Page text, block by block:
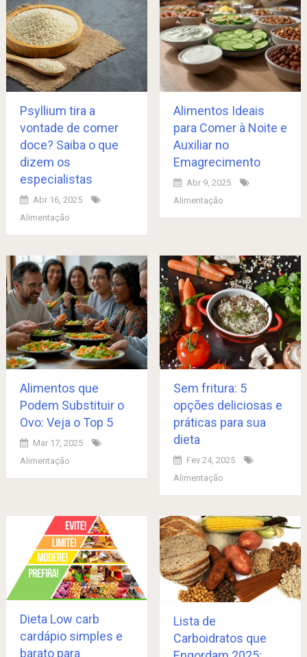
Psyllium tira a
vontade de comer
doce? Saiba o que
dizem os
especialistas
Abr 16, 2025
Alimentação
Alimentos Ideais
para Comer à Noite e
Auxiliar no
Emagrecimento
Abr 9, 2025
Alimentação
Alimentos que
Podem Substituir o
Ovo: Veja o Top 5
Mar 17, 2025
Alimentação
Sem fritura: 5
opções deliciosas e
práticas para sua
dieta
Fev 24, 2025
Alimentação
Dieta Low carb
cardápio simples e
barato para
Lista de
Carboidratos que